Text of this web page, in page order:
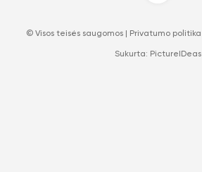
© Visos teisės saugomos | Privatumo politika
Sukurta: PictureIDeas